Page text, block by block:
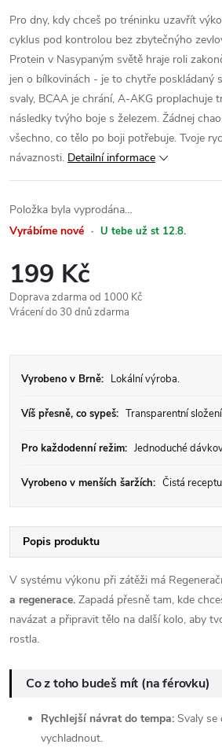
Pro dny, kdy chceš po tréninku uzavřít
cyklus pod kontrolou bez zbytečnýho
Protein v Nasypaným světě hraje roli
jen o bílkovinách - je to chytře poskládaný
svaly, BCAA je chrání, A-AKG proplachuje
následky tvýho boje s železem. Žádnej
všechno, co tělo po boji potřebuje. Tvoje
návaznosti. Detailní informace
Položka byla vyprodána…
Vyrábíme nové · U tebe už st 12.8.
199 Kč
Měrná
cena:
Doprava zdarma od 1000 Kč
Vrácení do 30 dnů zdarma
Vyrobeno v Brně: Lokální výroba.
Víš přesně, co sypeš: Transparentní
Pro každodenní režim: Jednoduché
Vyrobeno v menších šaržích: Čistá
Popis produktu
V systému výkonu při zátěži má
a regenerace. Zapadá přesně tam, kde
navázat a připravit tělo na další kolo, aby
rostla.
Co z toho budeš mít (na férovku)
Rychlejší návrat do tempa: Svaly se
vychladnout.